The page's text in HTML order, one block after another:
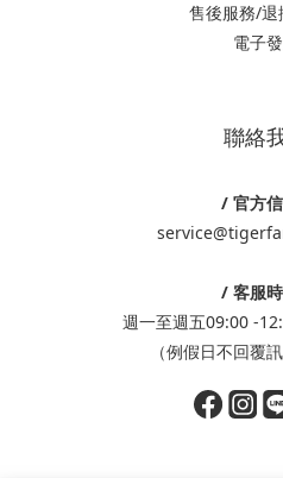
售後服務/退
電子
聯絡
/ 官方
/ 客服
週一至週五09:00 -
（例假日不回覆